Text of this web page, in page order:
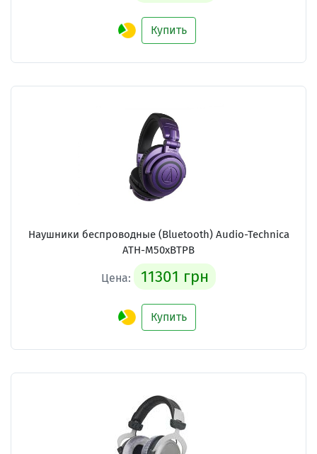
Купить
Наушники беспроводные (Bluetooth) Audio-Technica
ATH-M50xBTPB
Цена: 11301 грн
Купить